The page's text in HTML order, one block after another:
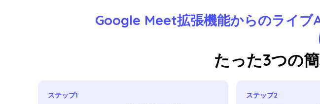
Google Meet拡張機能からのライブ
たった3つの
ステップ1 ステップ2